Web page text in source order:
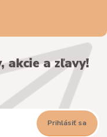
akcie a zľavy!
Prihlásiť sa